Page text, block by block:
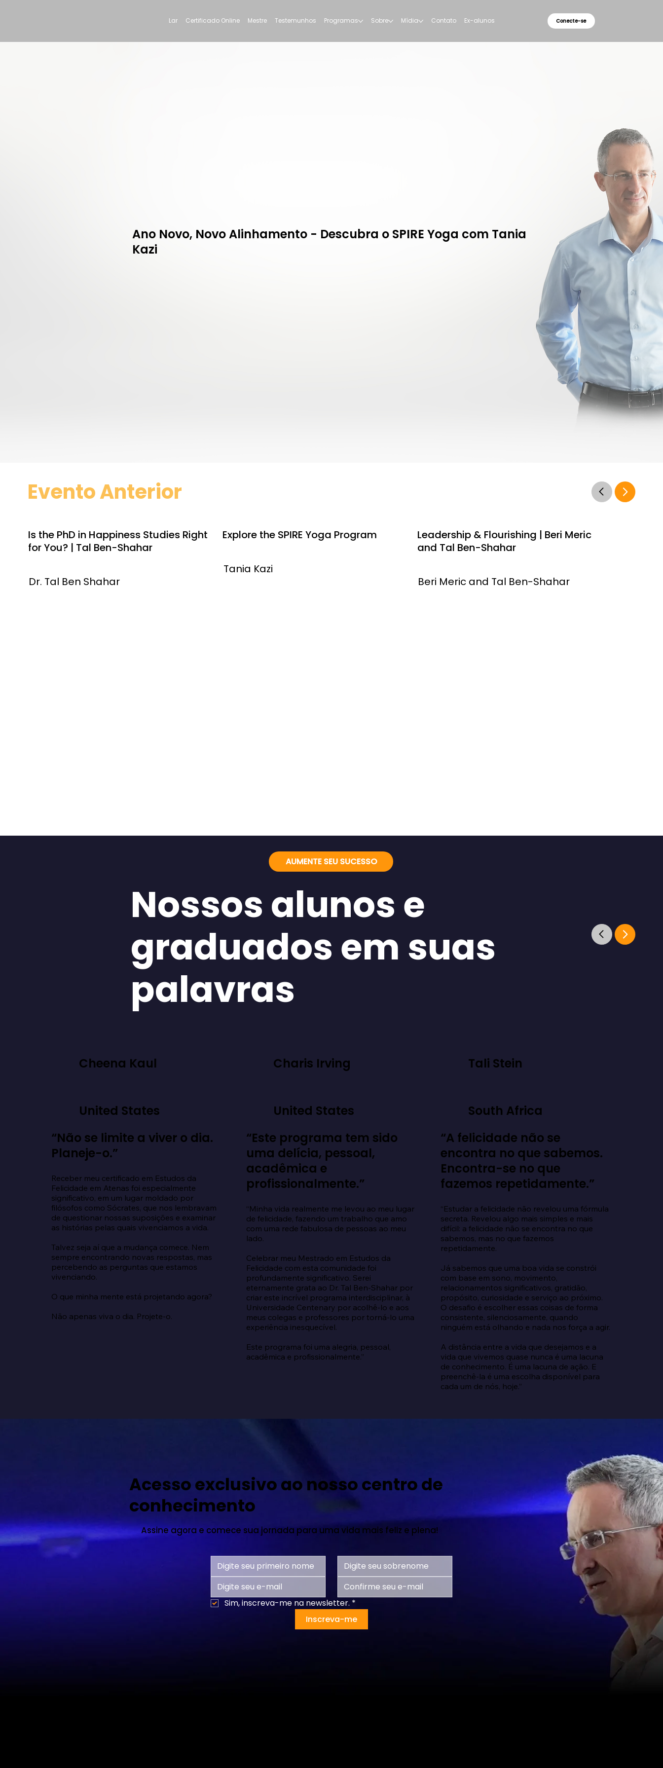
Lar Certificado Online Mestre Testemunhos Programas Sobre Mídia Contato Ex-alunos Conecte-se
Ano Novo, Novo Alinhamento - Descubra o SPIRE Yoga com Tania
Kazi
AUMENTE SEU SUCESSO
Nossos alunos e
graduados em suas
palavras
Cheena Kaul
United States
“Não se limite a viver o dia.
Planeje-o.”
Receber meu certificado em Estudos da
Felicidade em Atenas foi especialmente
significativo, em um lugar moldado por
filósofos como Sócrates, que nos lembravam
de questionar nossas suposições e examinar
as histórias pelas quais vivenciamos a vida.
Talvez seja aí que a mudança comece. Nem
sempre encontrando novas respostas, mas
percebendo as perguntas que estamos
vivenciando.
O que minha mente está projetando agora?
Não apenas viva o dia. Projete-o.
Charis Irving
United States
“Este programa tem sido
uma delícia, pessoal,
acadêmica e
profissionalmente.”
“Minha vida realmente me levou ao meu lugar
de felicidade, fazendo um trabalho que amo
com uma rede fabulosa de pessoas ao meu
lado.
Celebrar meu Mestrado em Estudos da
Felicidade com esta comunidade foi
profundamente significativo. Serei
eternamente grata ao Dr. Tal Ben-Shahar por
criar este incrível programa interdisciplinar, à
Universidade Centenary por acolhê-lo e aos
meus colegas e professores por torná-lo uma
experiência inesquecível.
Este programa foi uma alegria, pessoal,
acadêmica e profissionalmente.”
Tali Stein
South Africa
“A felicidade não se
encontra no que sabemos.
Encontra-se no que
fazemos repetidamente.”
“Estudar a felicidade não revelou uma fórmula
secreta. Revelou algo mais simples e mais
difícil: a felicidade não se encontra no que
sabemos, mas no que fazemos
repetidamente.
Já sabemos que uma boa vida se constrói
com base em sono, movimento,
relacionamentos significativos, gratidão,
propósito, curiosidade e serviço ao próximo.
O desafio é escolher essas coisas de forma
consistente, silenciosamente, quando
ninguém está olhando e nada nos força a agir.
A distância entre a vida que desejamos e a
vida que vivemos quase nunca é uma lacuna
de conhecimento. É uma lacuna de ação. E
preenchê-la é uma escolha disponível para
cada um de nós, hoje.”
Evento Anterior
Is the PhD in Happiness Studies Right
for You? | Tal Ben-Shahar
Dr. Tal Ben Shahar
Explore the SPIRE Yoga Program
Tania Kazi
Leadership & Flourishing | Beri Meric
and Tal Ben-Shahar
Beri Meric and Tal Ben-Shahar
Acesso exclusivo ao nosso centro de
conhecimento
Assine agora e comece sua jornada para uma vida mais feliz e plena!
Sim, inscreva-me na newsletter. *
Inscreva-me